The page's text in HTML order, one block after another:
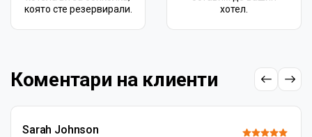
която сте резервирали.
хотел.
Коментари на клиенти
Sarah Johnson